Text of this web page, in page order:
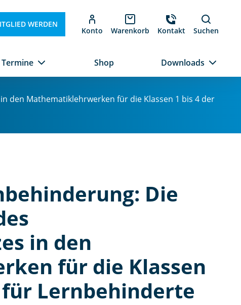
WERDEN
Konto Warenkorb Kontakt Suchen
Termine Shop Downloads
den Mathematiklehrwerken für die Klassen 1 bis 4 der
Die
in den
für die Klassen
für Lernbehinderte